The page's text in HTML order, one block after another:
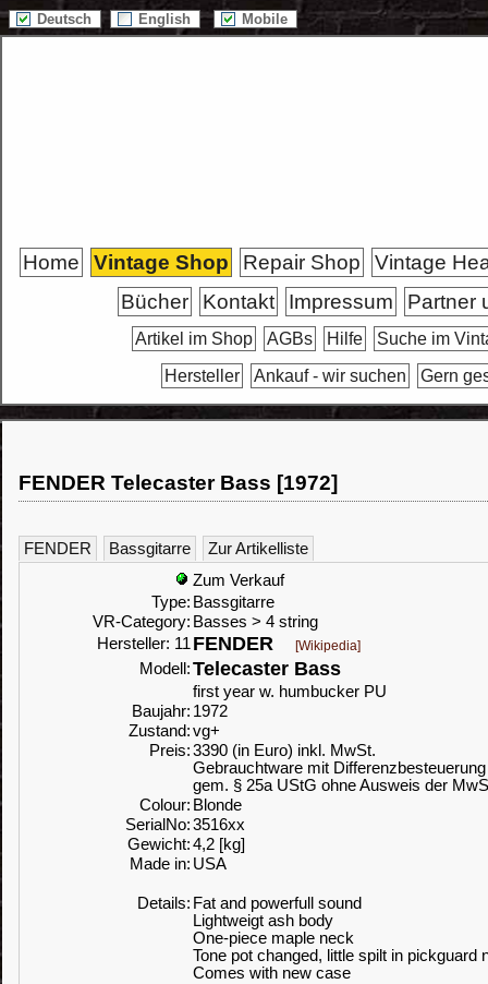
Deutsch English Mobile
Home Vintage Shop Repair Shop
Vintage
Bücher
Kontakt Impressum Partner
Artikel im Shop AGBs Hilfe
Suche im
Hersteller
Ankauf - wir suchen Gern
FENDER Telecaster Bass [1972]
FENDER Bassgitarre
Zur Artikelliste
Zum Verkauf
Type: Bassgitarre
VR-Category: Basses > 4 string
Hersteller: 11 FENDER [Wikipedia]
Modell:Telecaster Bass
first year w. humbucker PU
Baujahr: 1972
Zustand:vg+
Preis:3390 (in Euro) inkl. MwSt.
Gebrauchtware mit Differenzbesteuerung
gem. § 25a UStG ohne Ausweis der
Colour: Blonde
SerialNo:3516xx
Gewicht:4,2 [kg]
Made in: USA
Details: Fat and powerfull sound
Lightweigt ash body
One-piece maple neck
Tone pot changed, little spilt in pickguard
Comes with new case